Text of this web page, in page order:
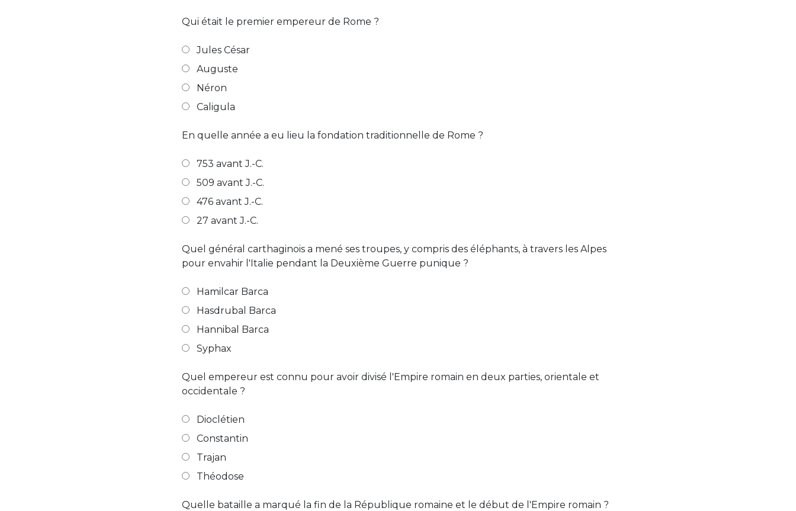
Qui était le premier empereur de Rome ?
Jules César
Auguste
Néron
Caligula
En quelle année a eu lieu la fondation traditionnelle de Rome ?
753 avant J.-C.
509 avant J.-C.
476 avant J.-C.
27 avant J.-C.
Quel général carthaginois a mené ses troupes, y compris des éléphants, à travers les Alpes
pour envahir l'Italie pendant la Deuxième Guerre punique ?
Hamilcar Barca
Hasdrubal Barca
Hannibal Barca
Syphax
Quel empereur est connu pour avoir divisé l'Empire romain en deux parties, orientale et
occidentale ?
Dioclétien
Constantin
Trajan
Théodose
Quelle bataille a marqué la fin de la République romaine et le début de l'Empire romain ?